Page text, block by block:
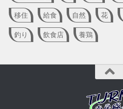
移住 給食 自然 花
釣り 飲食店 養鶏